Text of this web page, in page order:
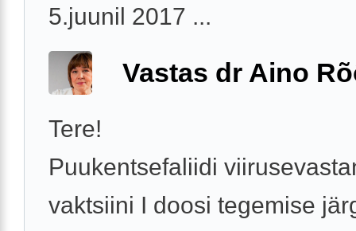
5.juunil 2017 ...
Vastas dr Aino
Tere!
Puukentsefaliidi
vaktsiini I doosi tegemise